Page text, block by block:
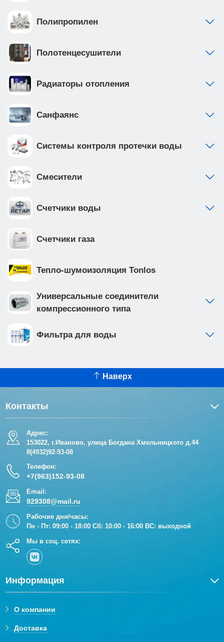
Полипропилен
Полотенцесушители
Радиаторы отопления
Санфаянс
Системы контроля протечки воды
Смесители
Счетчики воды
Счетчики газа
Тепло-шумоизоляция Tonlos
Универсальные соединители
компрессионного типа
Фильтра для воды
Наверх
Контакты
Адрес:
153022, г.Иваново, улица Богдана Хмельницкого д.44
8(4932)92-93-08
Телефон:
+7(963)152-93-08
Email:
929308@mail.ru
Рабочие дни/часы:
Пн - Пт: 09:00 - 18:00 Сб: 10:00 - 16:00 ВС: выходной
Мы в соц. сетях:
Информация
О компании
Доставка